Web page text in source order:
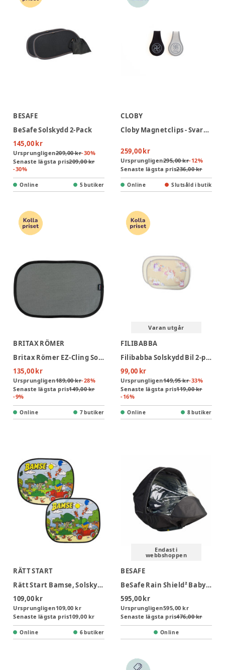
BESAFE
BeSafe Solskydd 2-Pack
145,00 kr
Ursprungligen209,00 kr-30%
Senaste lägsta pris209,00 kr
-30%
Online 5 butiker
CLOBY
Cloby Magnetclips - Svart/Reflex
259,00 kr
Ursprungligen295,00 kr-12%
Senaste lägsta pris236,00 kr
Online Slutsåld i butik
BRITAX RÖMER
Britax Römer EZ-Cling Solskydd Bil Självhäftande 2-pack
135,00 kr
Ursprungligen189,00 kr-28%
Senaste lägsta pris149,00 kr
-9%
Online 7 butiker
Varan utgår
FILIBABBA
Filibabba Solskydd Bil 2-pack - Unicorn Shores
99,00 kr
Ursprungligen149,95 kr-33%
Senaste lägsta pris119,00 kr
-16%
Online 8 butiker
RÄTT START
Rätt Start Bamse, Solskydd
109,00 kr
Ursprungligen109,00 kr
Senaste lägsta pris109,00 kr
Online 6 butiker
Endast i
webbshoppen
BESAFE
BeSafe Rain Shield² Babyskydd Regnskydd
595,00 kr
Ursprungligen595,00 kr
Senaste lägsta pris476,00 kr
Online